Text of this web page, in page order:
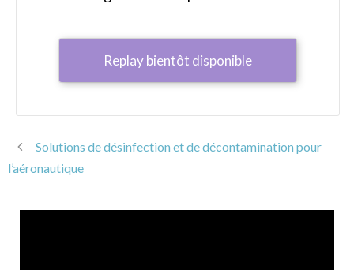
Replay bientôt disponible
Solutions de désinfection et de décontamination pour
l’aéronautique